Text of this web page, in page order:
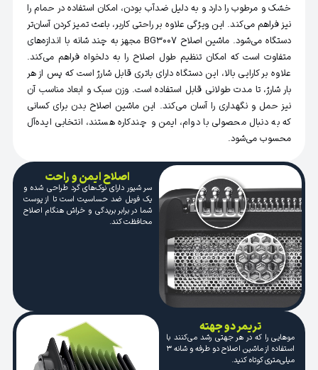
خشک و مرطوب را دارد و به دلیل ضدآب بودن، امکان استفاده در حمام را
نیز فراهم می‌کند. این ویژگی علاوه بر راحتی کاربر، باعث تمیز کردن آسان‌تر
دستگاه می‌شود. ماشین اصلاح BG3007 مجهز به چند شانه با اندازه‌های
متفاوت است که امکان تنظیم طول اصلاح را به دلخواه فراهم می‌کند.
علاوه بر کارایی بالا، این دستگاه دارای باتری قابل شارژ است که پس از هر
بار شارژ، تا مدت طولانی قابل استفاده است. وزن سبک و ابعاد مناسب آن
نیز حمل و نگهداری را آسان می‌کند. این ماشین اصلاح بدن برای کسانی
که به دنبال محصولی با دوام، ایمن و چندکاره هستند، انتخابی ایده‌آل
محسوب می‌شود.
اصلاح ایمن و راحت
سر شیور دارای نوک‌های گرد طراحی شده و
یک فویل ضد حساسیت است تا از پوست
شما در برابر بریدگی و خراش هنگام اصلاح
محافظت کند.
تریمر دو جهته
موهایی را که در هر جهتی رشد می‌کنند با
استفاده از ماشین اصلاح دو طرفه و شانه ۳
میلی‌متری کوتاه کنید.